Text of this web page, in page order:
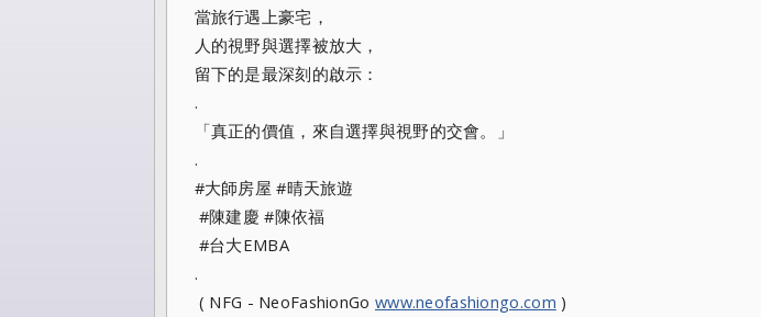
當旅行遇上豪宅，
人的視野與選擇被放大，
留下的是最深刻的啟示：
.
「真正的價值，來自選擇與視野的交會。」
.
#大師房屋 #晴天旅遊
#陳建慶 #陳依福
#台大EMBA
.
( NFG - NeoFashionGo www.neofashiongo.com )